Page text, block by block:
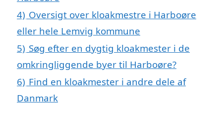
4) Oversigt over kloakmestre i Harboøre
eller hele Lemvig kommune
5) Søg efter en dygtig kloakmester i de
omkringliggende byer til Harboøre?
6) Find en kloakmester i andre dele af
Danmark